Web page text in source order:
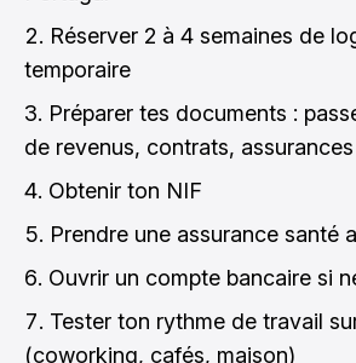
Réserver 2 à 4 semaines de
temporaire
Préparer tes documents :
de revenus, contrats, assurances
Obtenir ton NIF
Prendre une assurance santé
Ouvrir un compte bancaire si
Tester ton rythme de travail
(coworking, cafés, maison)